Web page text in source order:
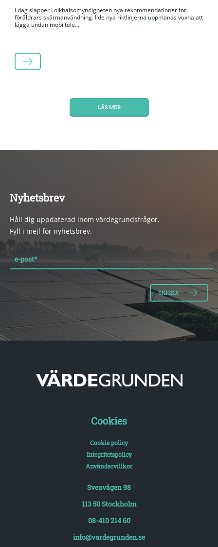
I dag släpper Folkhälsomyndigheten nya rekommendationer för
föräldrars skärmanvändning. I de nya riktlinjerna uppmanas vuxna att
lägga undan mobiltele...
LÄS MER
LÄS MER
Nyhetsbrev
Håll dig uppdaterad inom värdegrundsfrågor.
Fyll i mejl för nyhetsbrev.
e-post*
Cookies
Cookie policy
Integritetspolicy
Användarvillkor
Sveavägen 98
113 50 Stockholm
08-410 214 60
info@vardegrunden.se